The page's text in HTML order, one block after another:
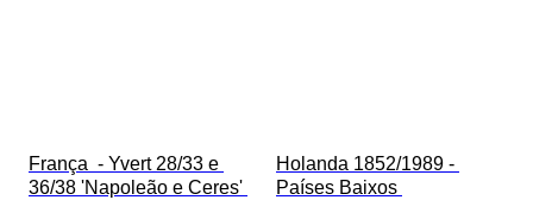
França  - Yvert 28/33 e
36/38 'Napoleão e Ceres'
Holanda 1852/1989 -
Países Baixos